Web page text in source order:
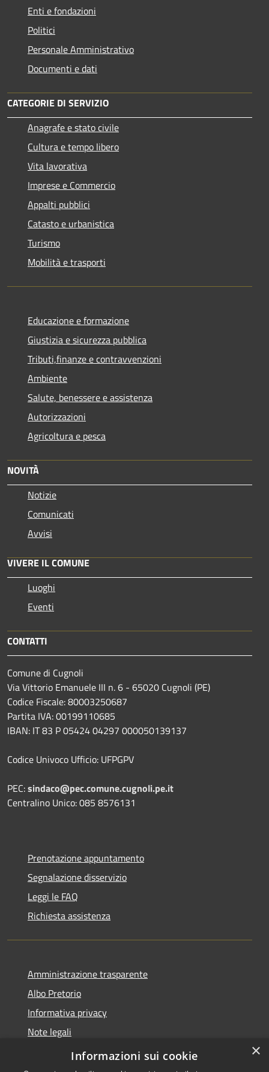
Enti e fondazioni
Politici
Personale Amministrativo
Documenti e dati
CATEGORIE DI SERVIZIO
Anagrafe e stato civile
Cultura e tempo libero
Vita lavorativa
Imprese e Commercio
Appalti pubblici
Catasto e urbanistica
Turismo
Mobilità e trasporti
Educazione e formazione
Giustizia e sicurezza pubblica
Tributi,finanze e contravvenzioni
Ambiente
Salute, benessere e assistenza
Autorizzazioni
Agricoltura e pesca
NOVITÀ
Notizie
Comunicati
Avvisi
VIVERE IL COMUNE
Luoghi
Eventi
CONTATTI
Comune di Cugnoli
Via Vittorio Emanuele III n. 6 - 65020 Cugnoli (PE)
Codice Fiscale: 80003250687
Partita IVA: 00199110685
IBAN: IT 83 P 05424 04297 000050139137
Codice Univoco Ufficio: UFPGPV
PEC:sindaco@pec.comune.cugnoli.pe.it
Centralino Unico: 085 8576131
Prenotazione appuntamento
Segnalazione disservizio
Leggi le FAQ
Richiesta assistenza
Amministrazione trasparente
Albo Pretorio
Informativa privacy
Note legali
Dichiarazione di accessibilità
×
Informazioni sui cookie